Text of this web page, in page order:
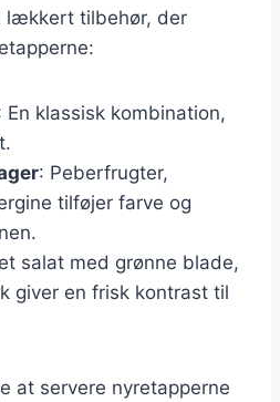
lækkert tilbehør, der
En klassisk kombination,
: Peberfrugter,
tilføjer farve og
salat med grønne blade,
giver en frisk kontrast til
at servere nyretapperne